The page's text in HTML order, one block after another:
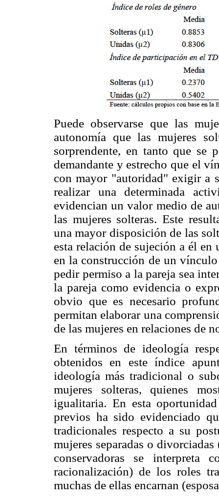
Puede observarse que las
autonomía que las mujeres
sorprendente, en tanto que se
demandante y estrecho que el
con mayor "autoridad" exigir a
realizar una determinada
evidencian un valor medio de
las mujeres solteras. Este
una mayor disposición de las
esta relación de sujeción a él
en la construcción de un
pedir permiso a la pareja sea
la pareja como evidencia o
obvio que es necesario
permitan elaborar una
de las mujeres en relaciones de
En términos de ideología
obtenidos en este índice
ideología más tradicional o
mujeres solteras, quienes
igualitaria. En esta
previos ha sido evidenciado
tradicionales respecto a su
mujeres separadas o
conservadoras se interpreta
racionalización) de los roles
muchas de ellas encarnan